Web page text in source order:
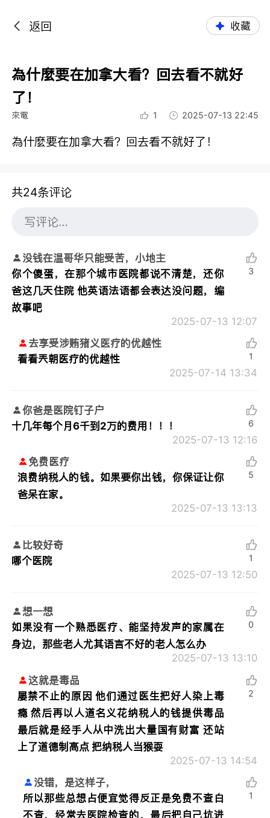
返回 收藏
為什麼要在加拿大看？回去看不就好
了！
來電 1 2025-07-13 22:45
為什麼要在加拿大看？回去看不就好了！
共24条评论
没钱在温哥华只能受苦，小地主
你个傻蛋，在那个城市医院都说不清楚，还你
爸这几天住院 他英语法语都会表达没问题，编
故事吧
2025-07-13 12:07
3
去享受涉贿猪义医疗的优越性
看看兲朝医疗的优越性
2025-07-14 13:34
1
你爸是医院钉子户
十几年每个月6千到2万的费用！！！
2025-07-13 12:16
6
免费医疗
浪费纳税人的钱。如果要你出钱，你保证让你
爸呆在家。
2025-07-13 13:13
5
比较好奇
哪个医院
2025-07-13 12:50
1
想一想
如果没有一个熟悉医疗、能坚持发声的家属在
身边，那些老人尤其语言不好的老人怎么办
2025-07-13 13:10
0
这就是毒品
屡禁不止的原因 他们通过医生把好人染上毒
瘾 然后再以人道名义花纳税人的钱提供毒品
最后就是经手人从中洗出大量国有财富 还站
上了道德制高点 把纳税人当猴耍
2025-07-13 14:54
2
没错，是这样子，
所以那些总想占便宜觉得反正是免费不查白
不查，经常去医院检查的，最后把自己坑进
1